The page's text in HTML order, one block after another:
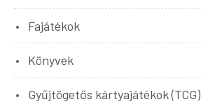
Fajátékok
Könyvek
Gyűjtögetős kártyajátékok (TCG)